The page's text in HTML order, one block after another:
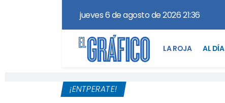
jueves 6 de agosto de 2026 21:36
LA ROJA AL DÍA
¡ENTPERATE!